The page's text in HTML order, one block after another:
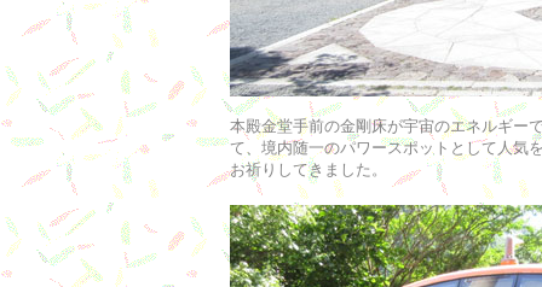
本殿金堂手前の金剛床が宇宙のエネルギー
て、境内随一のパワースポットとして人気
お祈りしてきました。